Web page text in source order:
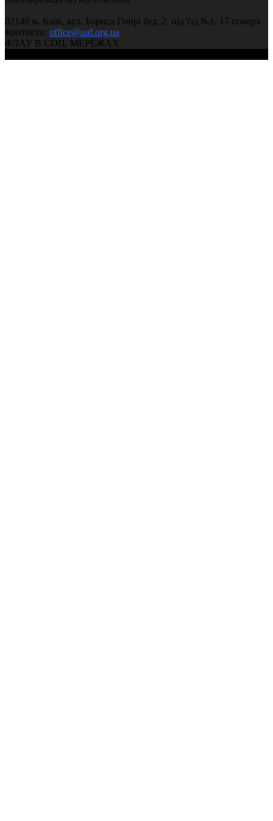
02140 м. Київ, вул. Бориса Гмирі буд. 2, під’їзд №1, 17 поверх
Контакти: office@uaf.org.ua
ФЛАУ В СОЦ. МЕРЕЖАХ